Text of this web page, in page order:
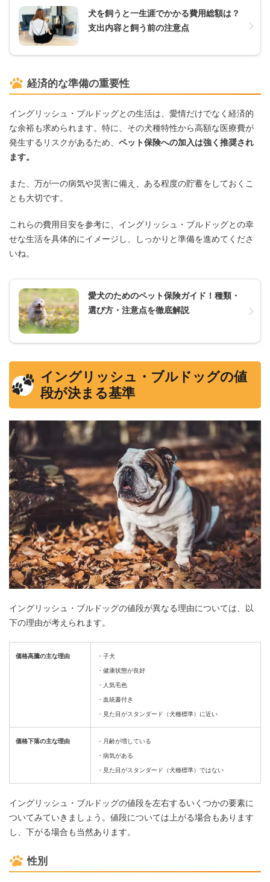
犬を飼うと一生涯でかかる費用総額は？
支出内容と飼う前の注意点
経済的な準備の重要性
イングリッシュ・ブルドッグとの生活は、愛情だけでなく経済的
な余裕も求められます。特に、その犬種特性から高額な医療費が
発生するリスクがあるため、 ペット保険への加入は強く推奨され
ます。
また、万が一の病気や災害に備え、ある程度の貯蓄をしておくこ
とも大切です。
これらの費用目安を参考に、イングリッシュ・ブルドッグとの幸
せな生活を具体的にイメージし、しっかりと準備を進めてくださ
いね。
愛犬のためのペット保険ガイド！種類・
選び方・注意点を徹底解説
イングリッシュ・ブルドッグの値
段が決まる基準
イングリッシュ・ブルドッグの値段が異なる理由については、以
下の理由が考えられます。
価格高騰の主な理由
・子犬
・健康状態が良好
・人気毛色
・血統書付き
・見た目がスタンダード（犬種標準）に近い
価格下落の主な理由
・月齢が増している
・病気がある
・見た目がスタンダード（犬種標準）ではない
イングリッシュ・ブルドッグの値段を左右するいくつかの要素に
ついてみていきましょう。値段については上がる場合もあります
し、下がる場合も当然あります。
性別